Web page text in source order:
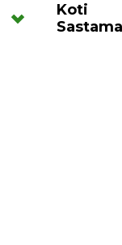
Koti